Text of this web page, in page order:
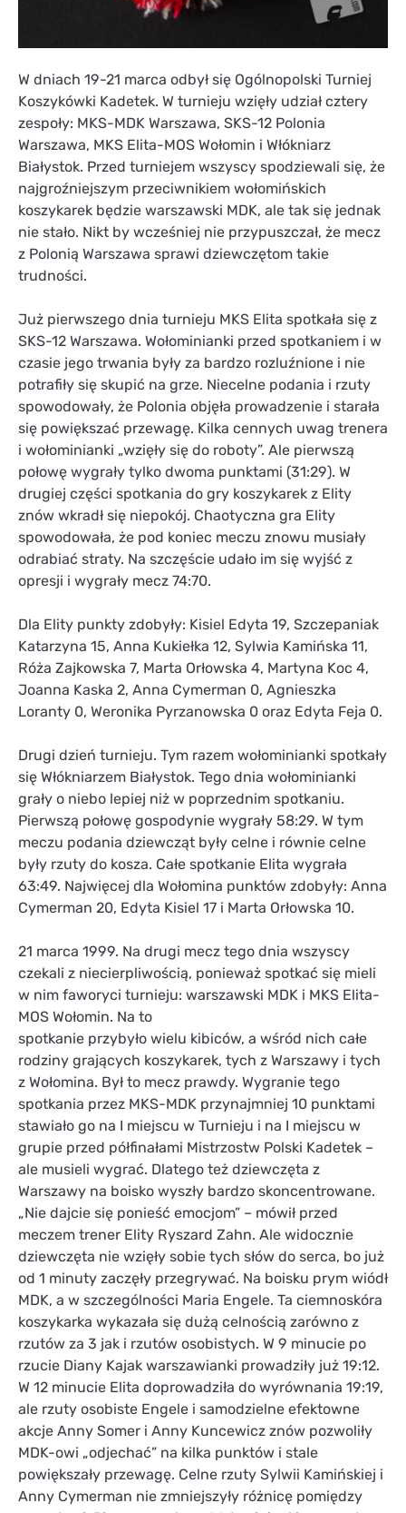
W dniach 19-21 marca odbył się Ogólnopolski Turniej
Koszykówki Kadetek. W turnieju wzięły udział cztery
zespoły: MKS-MDK Warszawa, SKS-12 Polonia
Warszawa, MKS Elita-MOS Wołomin i Włókniarz
Białystok. Przed turniejem wszyscy spodziewali się, że
najgroźniejszym przeciwnikiem wołomińskich
koszykarek będzie warszawski MDK, ale tak się jednak
nie stało. Nikt by wcześniej nie przypuszczał, że mecz
z Polonią Warszawa sprawi dziewczętom takie
trudności.
Już pierwszego dnia turnieju MKS Elita spotkała się z
SKS-12 Warszawa. Wołominianki przed spotkaniem i w
czasie jego trwania były za bardzo rozluźnione i nie
potrafiły się skupić na grze. Niecelne podania i rzuty
spowodowały, że Polonia objęła prowadzenie i starała
się powiększać przewagę. Kilka cennych uwag trenera
i wołominianki „wzięły się do roboty”. Ale pierwszą
połowę wygrały tylko dwoma punktami (31:29). W
drugiej części spotkania do gry koszykarek z Elity
znów wkradł się niepokój. Chaotyczna gra Elity
spowodowała, że pod koniec meczu znowu musiały
odrabiać straty. Na szczęście udało im się wyjść z
opresji i wygrały mecz 74:70.
Dla Elity punkty zdobyły: Kisiel Edyta 19, Szczepaniak
Katarzyna 15, Anna Kukiełka 12, Sylwia Kamińska 11,
Róża Zajkowska 7, Marta Orłowska 4, Martyna Koc 4,
Joanna Kaska 2, Anna Cymerman 0, Agnieszka
Loranty 0, Weronika Pyrzanowska 0 oraz Edyta Feja 0.
Drugi dzień turnieju. Tym razem wołominianki spotkały
się Włókniarzem Białystok. Tego dnia wołominianki
grały o niebo lepiej niż w poprzednim spotkaniu.
Pierwszą połowę gospodynie wygrały 58:29. W tym
meczu podania dziewcząt były celne i równie celne
były rzuty do kosza. Całe spotkanie Elita wygrała
63:49. Najwięcej dla Wołomina punktów zdobyły: Anna
Cymerman 20, Edyta Kisiel 17 i Marta Orłowska 10.
21 marca 1999. Na drugi mecz tego dnia wszyscy
czekali z niecierpliwością, ponieważ spotkać się mieli
w nim faworyci turnieju: warszawski MDK i MKS Elita-
MOS Wołomin. Na to
spotkanie przybyło wielu kibiców, a wśród nich całe
rodziny grających koszykarek, tych z Warszawy i tych
z Wołomina. Był to mecz prawdy. Wygranie tego
spotkania przez MKS-MDK przynajmniej 10 punktami
stawiało go na I miejscu w Turnieju i na I miejscu w
grupie przed półfinałami Mistrzostw Polski Kadetek –
ale musieli wygrać. Dlatego też dziewczęta z
Warszawy na boisko wyszły bardzo skoncentrowane.
„Nie dajcie się ponieść emocjom” – mówił przed
meczem trener Elity Ryszard Zahn. Ale widocznie
dziewczęta nie wzięły sobie tych słów do serca, bo już
od 1 minuty zaczęły przegrywać. Na boisku prym wiódł
MDK, a w szczególności Maria Engele. Ta ciemnoskóra
koszykarka wykazała się dużą celnością zarówno z
rzutów za 3 jak i rzutów osobistych. W 9 minucie po
rzucie Diany Kajak warszawianki prowadziły już 19:12.
W 12 minucie Elita doprowadziła do wyrównania 19:19,
ale rzuty osobiste Engele i samodzielne efektowne
akcje Anny Somer i Anny Kuncewicz znów pozwoliły
MDK-owi „odjechać” na kilka punktów i stale
powiększały przewagę. Celne rzuty Sylwii Kamińskiej i
Anny Cymerman nie zmniejszyły różnicę pomiędzy